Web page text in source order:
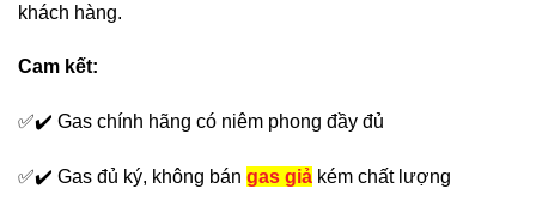
khách hàng.
Cam kết:
✅✔️ Gas chính hãng có niêm phong đầy đủ
✅✔️ Gas đủ ký, không bán gas giả kém chất lượng